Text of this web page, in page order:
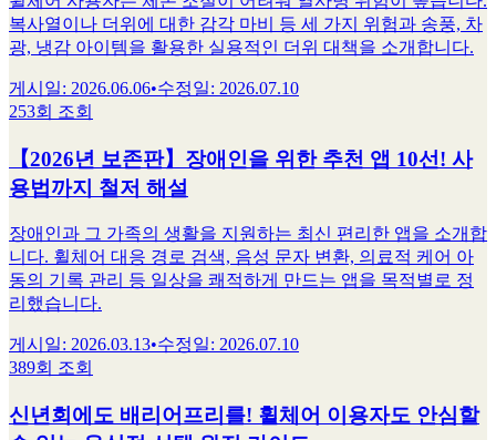
복사열이나 더위에 대한 감각 마비 등 세 가지 위험과 송풍, 차
광, 냉감 아이템을 활용한 실용적인 더위 대책을 소개합니다.
게시일: 2026.06.06•수정일: 2026.07.10
253회 조회
【2026년 보존판】장애인을 위한 추천 앱 10선! 사
용법까지 철저 해설
장애인과 그 가족의 생활을 지원하는 최신 편리한 앱을 소개합
니다. 휠체어 대응 경로 검색, 음성 문자 변환, 의료적 케어 아
동의 기록 관리 등 일상을 쾌적하게 만드는 앱을 목적별로 정
리했습니다.
게시일: 2026.03.13•수정일: 2026.07.10
389회 조회
신년회에도 배리어프리를! 휠체어 이용자도 안심할